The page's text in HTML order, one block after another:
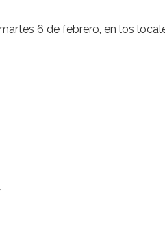
6 de febrero, en los